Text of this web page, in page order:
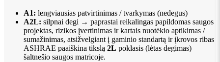
A1: lengviausias patvirtinimas / tvarkymas (nedegus)
A2L: silpnai degi → paprastai reikalingas papildomas saugos
projektas, rizikos įvertinimas ir kartais nuotėkio aptikimas /
sumažinimas, atsižvelgiant į gaminio standartą ir įkrovos ribas
ASHRAE paaiškina tikslą 2L poklasis (lėtas degimas)
šaltnešio saugos matricoje.